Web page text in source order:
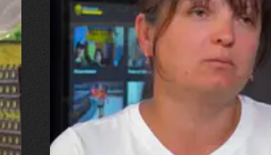
29.07.2026
Марина, Ваїд та Аміна Харченко